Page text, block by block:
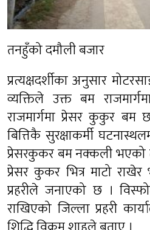
तनहुँको दमौली बजार
प्रत्यक्षदर्शीका अनुसार
व्यक्तिले उक्त बम
राजमार्गमा प्रेसर कुकुर बम
बित्तिकै सुरक्षाकर्मी
प्रेसरकुकर बम नक्कली भएको
प्रेसर कुकर भित्र माटो
प्रहरीले जनाएको छ ।
राखिएको जिल्ला प्रहरी